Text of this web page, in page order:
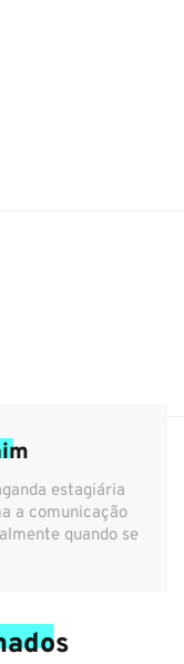
estagiária
a comunicação
quando se